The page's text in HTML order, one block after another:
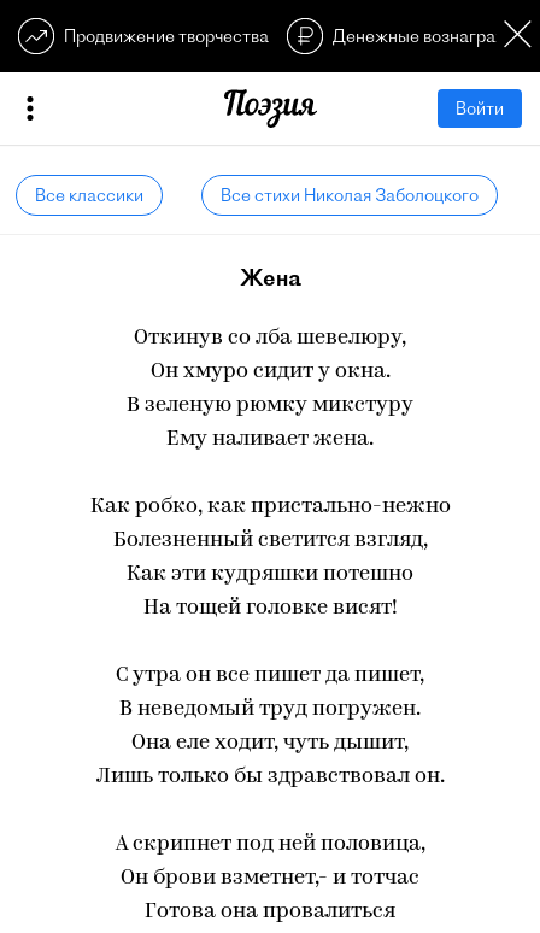
Продвижение творчества Денежные
Войти
Все классики Все стихи Николая Заболоцкого
Жена
Откинув со лба шевелюру,
Он хмуро сидит у окна.
В зеленую рюмку микстуру
Ему наливает жена.
Как робко, как пристально-нежно
Болезненный светится взгляд,
Как эти кудряшки потешно
На тощей головке висят!
С утра он все пишет да пишет,
В неведомый труд погружен.
Она еле ходит, чуть дышит,
Лишь только бы здравствовал он.
А скрипнет под ней половица,
Он брови взметнет,- и тотчас
Готова она провалиться